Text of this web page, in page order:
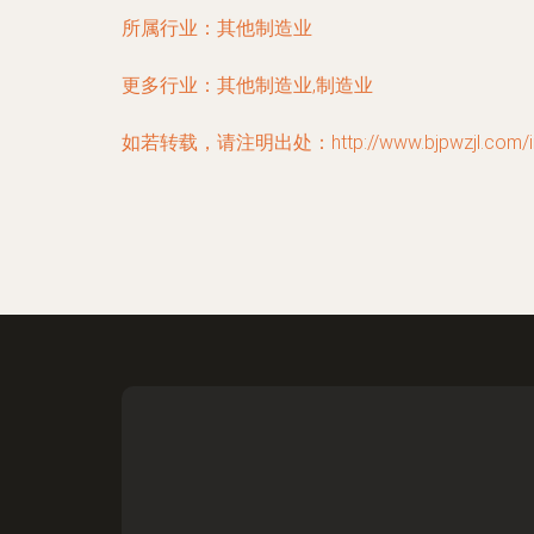
所属行业： 其他制造业
更多行业： 其他制造业,制造业
如若转载，请注明出处：http://www.bjpwzjl.com/